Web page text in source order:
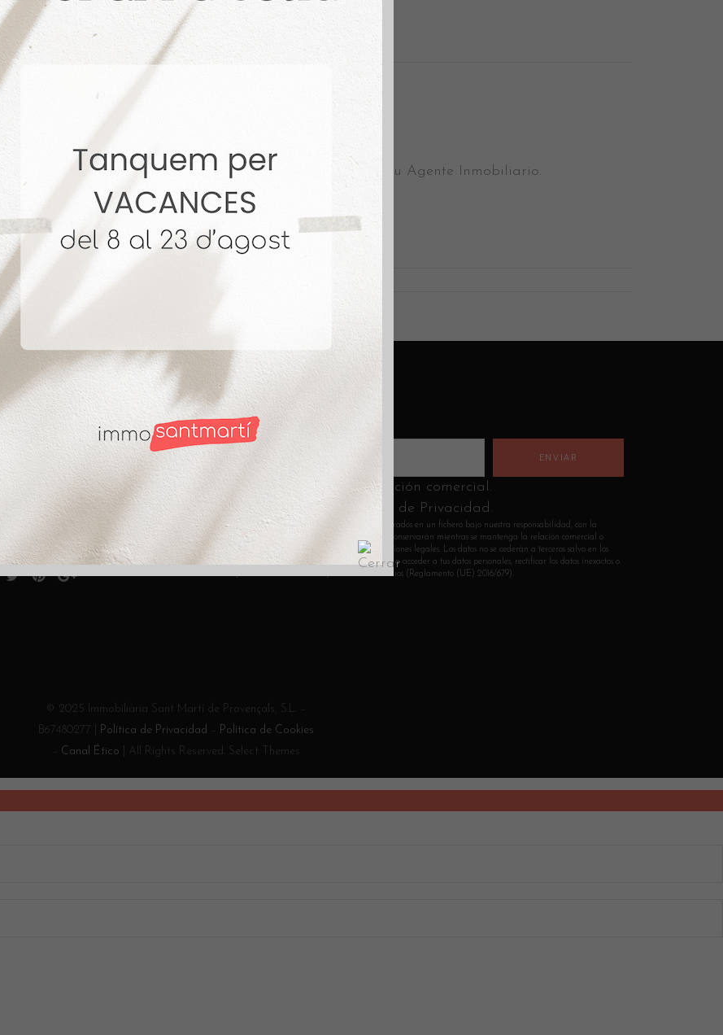
+ 14 años Vendiendo Hogares. 4,9 🌟 Reseñas en Google. Tu Agente Inmobiliario.
8 (esquina C/
933 14 85 41
desde:
Suscríbete
SI autorizo a recibir información comercial.
He leído y acepto la Política de Privacidad.
Te informamos que los datos personales, estarán incorporados en un fichero bajo nuestra responsabilidad, con la
finalidad de prestarte el servicio solicitado. Los datos se conservarán mientras se mantenga la relación comercial o
durante los años necesarios para cumplir con las obligaciones legales. Los datos no se cederán a terceros salvo en los
casos en que exista una obligación legal. Tienes derecho a acceder a tus datos personales, rectificar los datos inexactos o
solicitar su supresión cuando los datos ya no sean necesarios (Reglamento (UE) 2016/679).
© 2025 Immobiliària Sant Martí de Provençals, S.L. –
B67480277 |
Política de Privacidad
Política de Cookies
Canal Ético | All Rights Reserved. Select Themes